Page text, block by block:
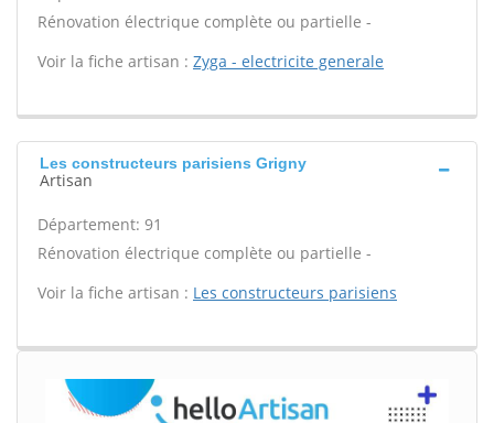
Rénovation électrique complète ou partielle -
Voir la fiche artisan : Zyga - electricite generale
Les constructeurs parisiens Grigny
Artisan
Département: 91
Rénovation électrique complète ou partielle -
Voir la fiche artisan : Les constructeurs parisiens